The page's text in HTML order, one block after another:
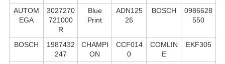
AUTOM
EGA
3027270
721000
R
Blue
Print
ADN125
26
BOSCH
0986628
550
BOSCH
1987432
247
CHAMPI
ON
CCF014
0
COMLIN
E
EKF305